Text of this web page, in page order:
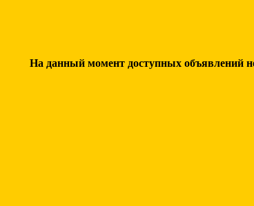
На данный момент доступных объявлений